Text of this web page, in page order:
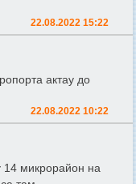
22.08.2022 15:22
актау до
22.08.2022 10:22
14 микрорайон на